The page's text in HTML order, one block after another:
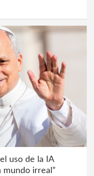
uso de la IA
irreal”